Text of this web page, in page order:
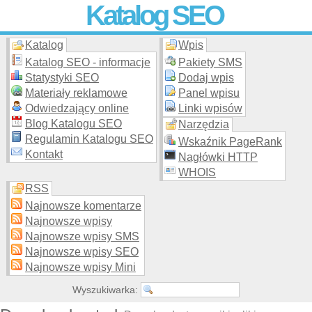
Katalog SEO
Skuteczna i promocja stron WWW –
moderowanego katalogu za darmo!
Katalog
Katalog SEO - informacje
Statystyki SEO
Materiały reklamowe
Odwiedzający online
Blog Katalogu SEO
Regulamin Katalogu SEO
Kontakt
Wpis
Pakiety SMS
Dodaj wpis
Panel wpisu
Linki wpisów
Narzędzia
Wskaźnik PageRank
Nagłówki HTTP
WHOIS
RSS
Najnowsze komentarze
Najnowsze wpisy
Najnowsze wpisy SMS
Najnowsze wpisy SEO
Najnowsze wpisy Mini
Wyszukiwarka: